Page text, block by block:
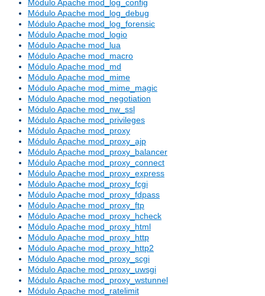
Módulo Apache mod_log_config
Módulo Apache mod_log_debug
Módulo Apache mod_log_forensic
Módulo Apache mod_logio
Módulo Apache mod_lua
Módulo Apache mod_macro
Módulo Apache mod_md
Módulo Apache mod_mime
Módulo Apache mod_mime_magic
Módulo Apache mod_negotiation
Módulo Apache mod_nw_ssl
Módulo Apache mod_privileges
Módulo Apache mod_proxy
Módulo Apache mod_proxy_ajp
Módulo Apache mod_proxy_balancer
Módulo Apache mod_proxy_connect
Módulo Apache mod_proxy_express
Módulo Apache mod_proxy_fcgi
Módulo Apache mod_proxy_fdpass
Módulo Apache mod_proxy_ftp
Módulo Apache mod_proxy_hcheck
Módulo Apache mod_proxy_html
Módulo Apache mod_proxy_http
Módulo Apache mod_proxy_http2
Módulo Apache mod_proxy_scgi
Módulo Apache mod_proxy_uwsgi
Módulo Apache mod_proxy_wstunnel
Módulo Apache mod_ratelimit